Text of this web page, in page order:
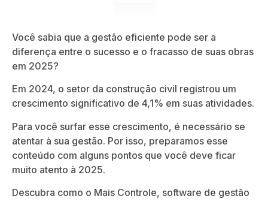
Você sabia que a gestão eficiente pode ser a
diferença entre o sucesso e o fracasso de suas obras
em 2025?
Em 2024, o setor da construção civil registrou um
crescimento significativo de 4,1% em suas atividades.
Para você surfar esse crescimento, é necessário se
atentar à sua gestão. Por isso, preparamos esse
conteúdo com alguns pontos que você deve ficar
muito atento à 2025.
Descubra como o Mais Controle, software de gestão